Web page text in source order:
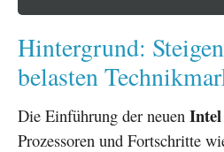
Hintergrund:
belasten
Die Einführung der neuen Intel
Prozessoren und Fortschritte